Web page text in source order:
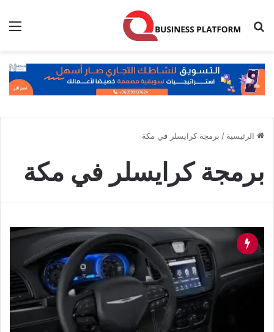
بحث عن
الرئيسية / برمجة كرايسلر في مكة
برمجة كرايسلر في مكة